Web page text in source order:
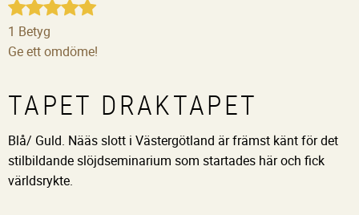
1 Betyg
Ge ett omdöme!
TAPET DRAKTAPET
Blå/ Guld. Nääs slott i Västergötland är främst känt för det
stilbildande slöjdseminarium som startades här och fick
världsrykte.